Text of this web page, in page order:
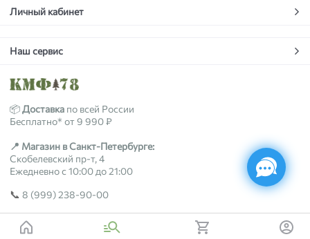
Личный кабинет
Наш сервис
📦Доставка по всей России
Бесплатно* от 9 990 ₽
📍 Магазин в Санкт-Петербурге:
Скобелевский пр-т, 4
Ежедневно с 10:00 до 21:00
📞 8 (999) 238-90-00
2018-2026 © kmf78.ru